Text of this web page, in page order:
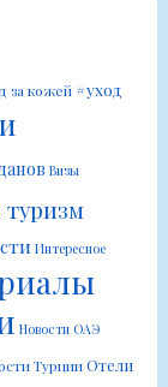
за кожей #уход
Визы
Интересное
Новости ОАЭ
ТурцииОтели